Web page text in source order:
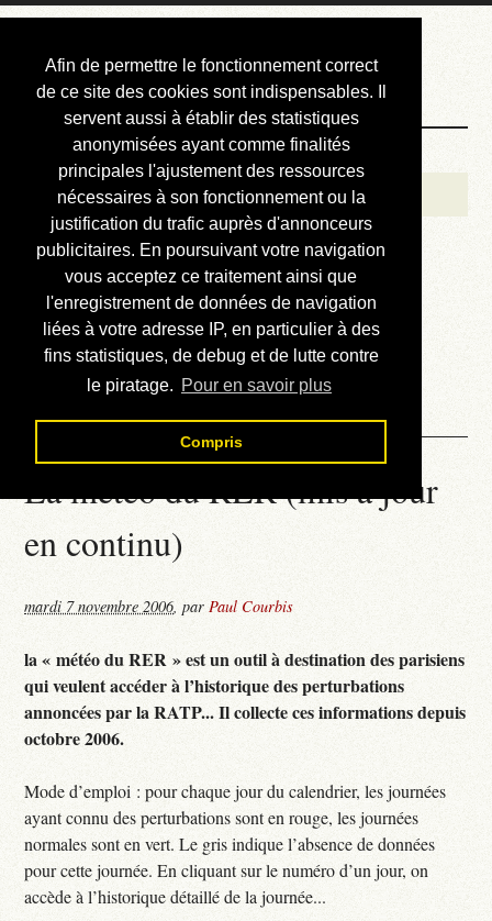
Afin de permettre le fonctionnement correct
de ce site des cookies sont indispensables. Il
servent aussi à établir des statistiques
anonymisées ayant comme finalités
principales l'ajustement des ressources
nécessaires à son fonctionnement ou la
justification du trafic auprès d'annonceurs
publicitaires. En poursuivant votre navigation
vous acceptez ce traitement ainsi que
l'enregistrement de données de navigation
liées à votre adresse IP, en particulier à des
fins statistiques, de debug et de lutte contre
le piratage. Pour en savoir plus
Compris
Courbis, « LE »
Blog Officiel
Bienvenue
Réalisations
Divers (et d’été)
Annonces
Liens externes
Téléchargement
Contact
La météo du RER (mis à jour
en continu)
mardi 7 novembre 2006,parPaul Courbis
la « météo du RER » est un outil à destination des parisiens
qui veulent accéder à l’historique des perturbations
annoncées par la RATP... Il collecte ces informations depuis
octobre 2006.
Mode d’emploi : pour chaque jour du calendrier, les journées
ayant connu des perturbations sont en rouge, les journées
normales sont en vert. Le gris indique l’absence de données
pour cette journée. En cliquant sur le numéro d’un jour, on
accède à l’historique détaillé de la journée...